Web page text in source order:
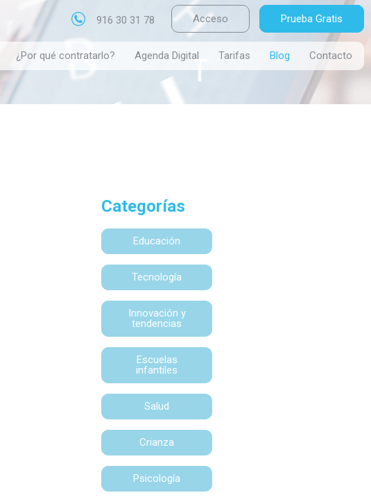
916 30 31 78
¿Por qué contratarlo? Agenda Digital Tarifas Blog Contacto
Acceso Prueba Gratis
Categorías
Educación
Tecnología
Innovación y
tendencias
Escuelas
infantiles
Salud
Crianza
Psicología